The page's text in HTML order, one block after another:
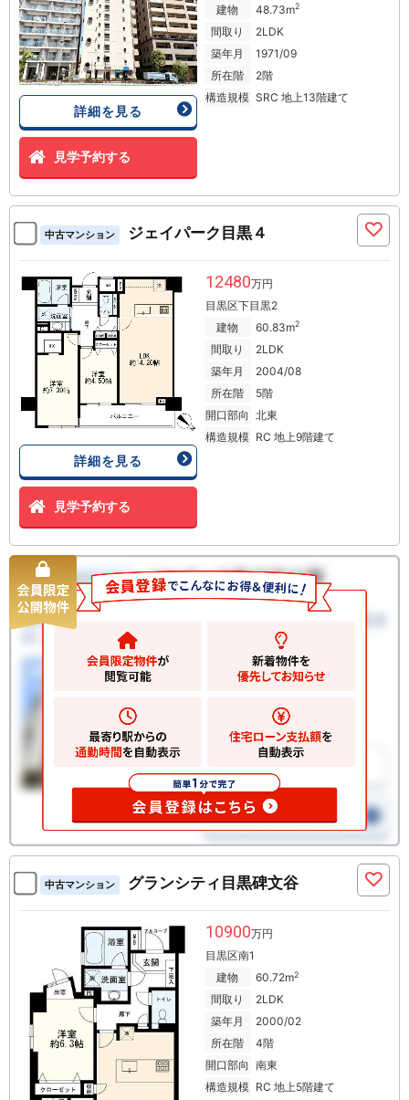
詳細を見る
見学予約する
建物
48.73m2
間取り
2LDK
築年月
1971/09
所在階
2階
構造規模 SRC 地上13階建て
中古マンション ジェイパーク目黒４
詳細を見る
見学予約する
12480万円
目黒区下目黒2
建物
60.83m2
間取り
2LDK
築年月
2004/08
所在階
5階
開口部向 北東
構造規模 RC 地上9階建て
中古マンション グランシティ目黒碑文谷
10900万円
目黒区南1
建物
60.72m2
間取り
2LDK
築年月
2000/02
所在階
4階
開口部向 南東
構造規模 RC 地上5階建て